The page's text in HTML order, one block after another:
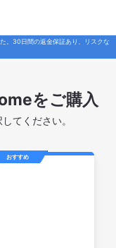
。30日間の返金保証あり、リスクな
をご購入
てください。
おすすめ